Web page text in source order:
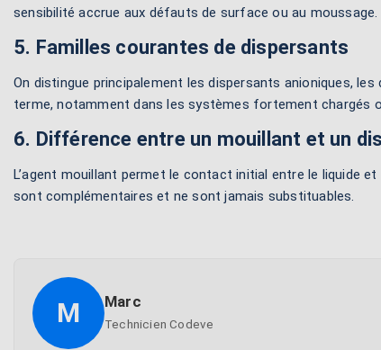
sensibilité accrue aux défauts de surface ou au moussage.
5. Familles courantes de dispersants
On distingue principalement les dispersants anioniques,
terme, notamment dans les systèmes fortement chargés
6. Différence entre un mouillant et un
L’agent mouillant permet le contact initial entre le liquide
sont complémentaires et ne sont jamais substituables.
M Marc
Technicien Codeve